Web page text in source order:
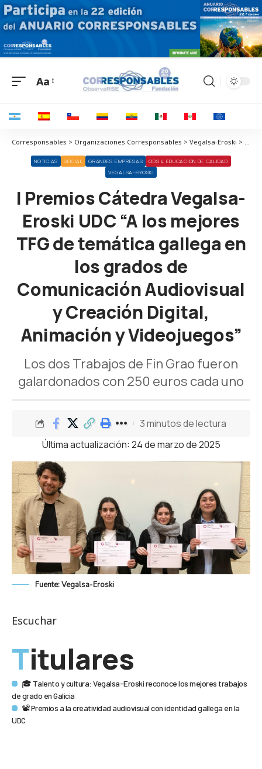
Aa
Corresponsables > Organizaciones Corresponsables > Vegalsa-Eroski > I Premios Cátedra Vegalsa-Eroski UDC “A los mejores TFG de temática gallega en los grados de Comunicación Audiovisual y Creación Digital, Animación y Videojuegos”
NOTICIAS SOCIAL GRANDES EMPRESAS
ODS 4 EDUCACIÓN DE CALIDAD
VEGALSA-EROSKI
I Premios Cátedra Vegalsa-
Eroski UDC “A los mejores
TFG de temática gallega en
los grados de
Comunicación Audiovisual
y Creación Digital,
Animación y Videojuegos”
Los dos Trabajos de Fin Grao fueron
galardonados con 250 euros cada uno
Última actualización: 24 de marzo de 2025
3 minutos de lectura
Fuente: Vegalsa-Eroski
Escuchar
Titulares
🎓 Talento y cultura: Vegalsa-Eroski reconoce los mejores trabajos
de grado en Galicia
📽️ Premios a la creatividad audiovisual con identidad gallega en la
UDC